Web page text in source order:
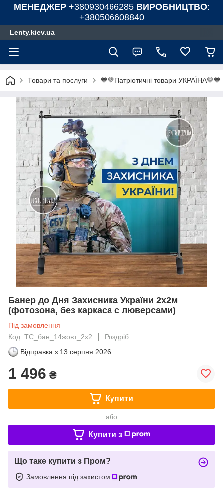
МЕНЕДЖЕР +380930466285 ВИРОБНИЦТВО:
+380506608840
Lenty.kiev.ua
Товари та послуги 💙💛Патріотичні товари УКРАЇНА💛💙
Банер до Дня Захисника України 2х2м
(фотозона, без каркаса с люверсами)
Під замовлення
Код: ТС_бан_14жовт_2х2
Роздріб
Відправка з 13 серпня 2026
1 496 ₴
Купити
або
Купити з
Що таке купити з Пром?
Замовлення під захистом